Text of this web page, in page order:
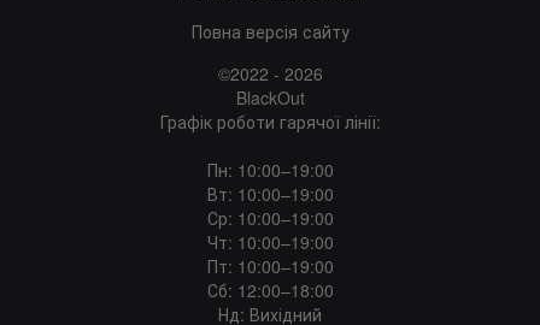
Повна версія сайту
©2022 - 2026
BlackOut
Графік роботи гарячої лінії:
Пн: 10:00–19:00
Вт: 10:00–19:00
Ср: 10:00–19:00
Чт: 10:00–19:00
Пт: 10:00–19:00
Сб: 12:00–18:00
Нд: Вихідний